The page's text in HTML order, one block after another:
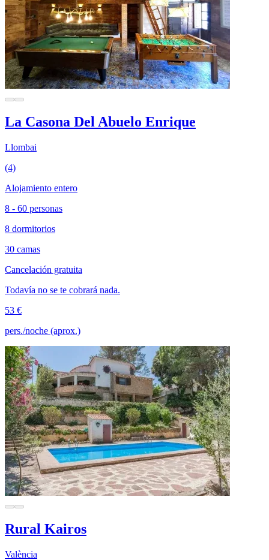
La Casona Del Abuelo Enrique
Llombai
(4)
Alojamiento entero
8 - 60 personas
8 dormitorios
30 camas
Cancelación gratuita
Todavía no se te cobrará nada.
53 €
pers./noche (aprox.)
Rural Kairos
València